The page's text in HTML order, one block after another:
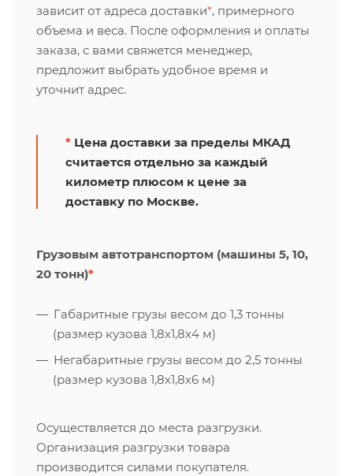
зависит от адреса доставки*, примерного
объема и веса. После оформления и оплаты
заказа, с вами свяжется менеджер,
предложит выбрать удобное время и
уточнит адрес.
* Цена доставки за пределы МКАД
считается отдельно за каждый
километр плюсом к цене за
доставку по Москве.
Грузовым автотранспортом (машины 5, 10,
20 тонн)*
Габаритные грузы весом до 1,3 тонны
(размер кузова 1,8х1,8х4 м)
Негабаритные грузы весом до 2,5 тонны
(размер кузова 1,8х1,8х6 м)
Осуществляется до места разгрузки.
Организация разгрузки товара
производится силами покупателя.